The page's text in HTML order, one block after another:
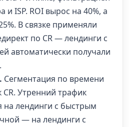
и ISP. ROI вырос на 40%, а
В связке применяли
по CR — лендинги с
автоматически получали
Сегментация по времени
CR. Утренний трафик
на лендинги с быстрым
— на лендинги с